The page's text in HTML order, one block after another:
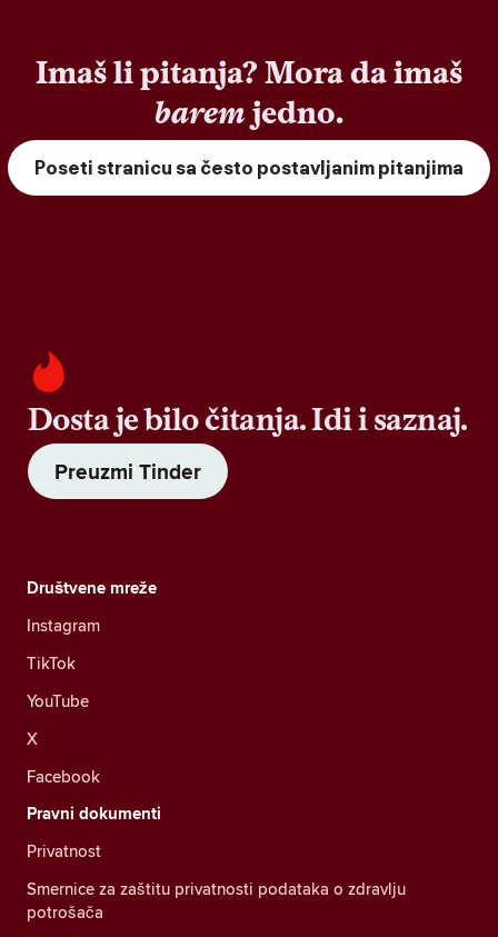
Imaš li pitanja? Mora da imaš
baremjedno.
Poseti stranicu sa često postavljanim pitanjima
Dosta je bilo čitanja. Idi i saznaj.
Preuzmi Tinder
Društvene mreže
Instagram
TikTok
YouTube
X
Facebook
Pravni dokumenti
Privatnost
Smernice za zaštitu privatnosti podataka o zdravlju
potrošača